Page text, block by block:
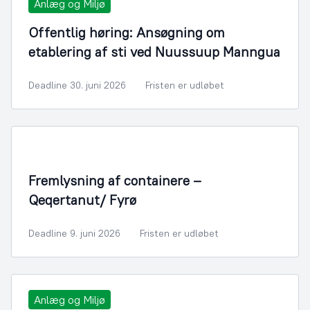
Anlæg og Miljø
Offentlig høring: Ansøgning om
etablering af sti ved Nuussuup Manngua
Deadline 30. juni 2026 Fristen er udløbet
Fremlysning af containere –
Qeqertanut/ Fyrø
Deadline 9. juni 2026 Fristen er udløbet
Anlæg og Miljø